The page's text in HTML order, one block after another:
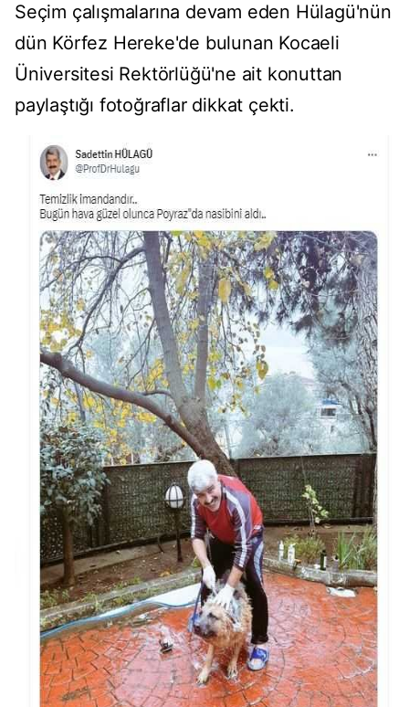
Seçim çalışmalarına devam eden Hülagü'nün
dün Körfez Hereke'de bulunan Kocaeli
Üniversitesi Rektörlüğü'ne ait konuttan
paylaştığı fotoğraflar dikkat çekti.